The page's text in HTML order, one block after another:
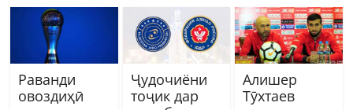
Раванди
овоздиҳӣ
Ҷудочиёни
тоҷик дар
Алишер
Тӯхтаев